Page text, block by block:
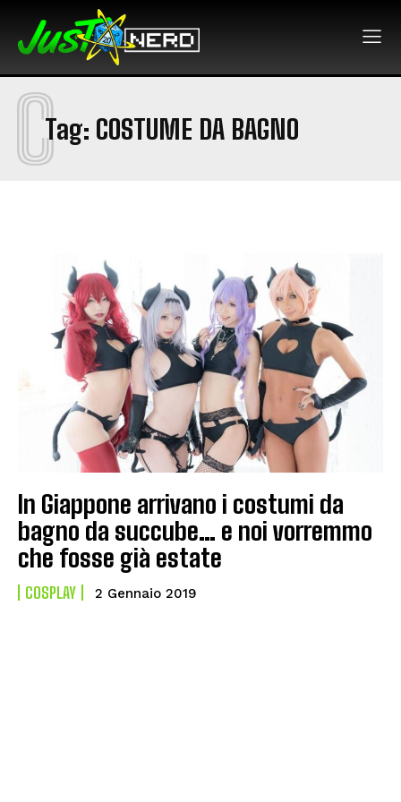
Tag: COSTUME DA BAGNO
C
In Giappone arrivano i costumi da
bagno da succube… e noi vorremmo
che fosse già estate
COSPLAY 2 Gennaio 2019